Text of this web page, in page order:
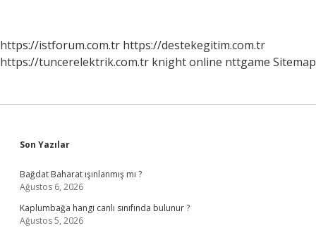
https://istforum.com.tr https://destekegitim.com.tr
https://tuncerelektrik.com.tr knight online nttgame Sitemap
Sidebar
Son Yazılar
Bağdat Baharat ışınlanmış mı ?
Ağustos 6, 2026
Kaplumbağa hangi canlı sınıfında bulunur ?
Ağustos 5, 2026